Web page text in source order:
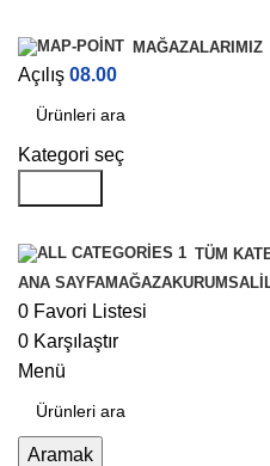
MAĞAZALARIMIZ
Açılış 08.00
Kategori seç
TÜM
ANA SAYFAMAĞAZAKURUMSAL
0 Favori Listesi
0 Karşılaştır
Menü
Aramak